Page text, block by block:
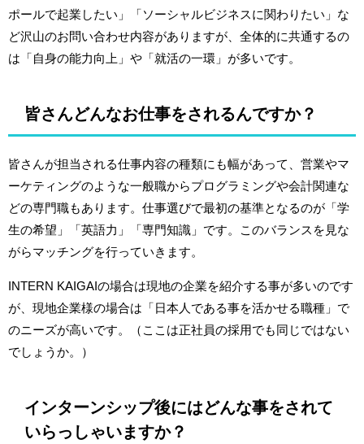
ポールで起業したい」「ソーシャルビジネスに関わりたい」な
ど沢山のお問い合わせ内容がありますが、全体的に共通するの
は「自身の能力向上」や「就活の一環」が多いです。
皆さんどんなお仕事をされるんですか？
皆さんが担当される仕事内容の種類にも幅があって、営業やマ
ーケティングのような一般職からプログラミングや会計関連な
どの専門職もあります。仕事選びで最初の基準となるのが「学
生の希望」「英語力」「専門知識」です。このバランスを見な
がらマッチングを行っていきます。
INTERN KAIGAIの場合は現地の企業を紹介する事が多いのです
が、現地企業様の場合は「日本人である事を活かせる職種」で
のニーズが高いです。（ここは正社員の採用でも同じではない
でしょうか。）
インターンシップ後にはどんな事をされて
いらっしゃいますか？